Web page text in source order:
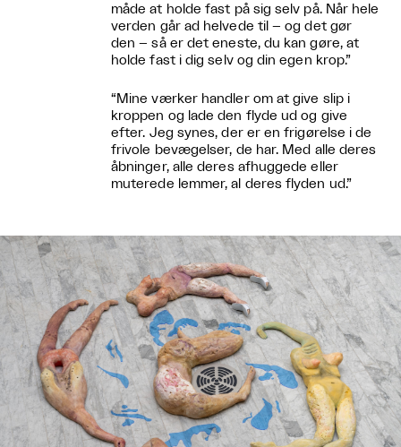
måde at holde fast på sig selv på. Når hele
verden går ad helvede til – og det gør
den – så er det eneste, du kan gøre, at
holde fast i dig selv og din egen krop.”
“Mine værker handler om at give slip i
kroppen og lade den flyde ud og give
efter. Jeg synes, der er en frigørelse i de
frivole bevægelser, de har. Med alle deres
åbninger, alle deres afhuggede eller
muterede lemmer, al deres flyden ud.”